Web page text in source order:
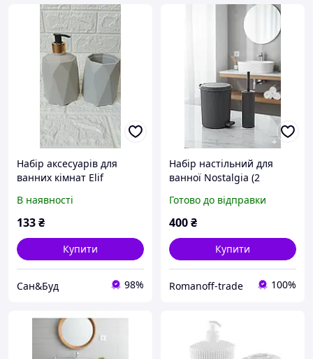
Набір аксесуарів для
ванних кімнат Elif
В наявності
133₴
Купити
Cан&Буд 98%
Набір настільний для
ванної Nostalgia (2
Готово до відправки
400₴
Купити
Romanoff-trade 100%